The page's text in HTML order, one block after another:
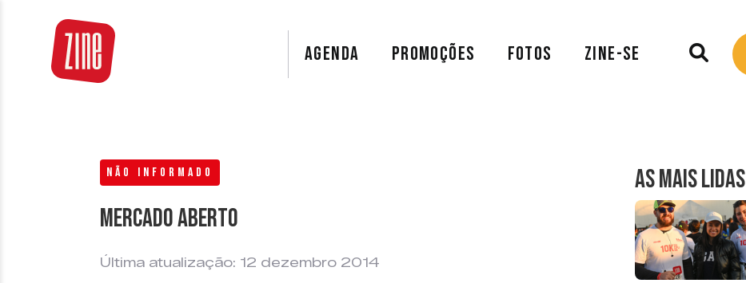
AGENDA PROMOÇÕES FOTOS ZINE-SE
NÃO INFORMADO
Mercado Aberto
Última atualização: 12 dezembro 2014
AS MAIS LIDAS